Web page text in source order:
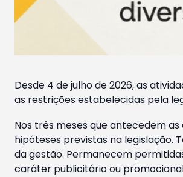
Desde 4 de julho de 2026, as
as restrições estabelecidas pela
Nos três meses que antecedem
hipóteses previstas na legislação.
da gestão. Permanecem
caráter publicitário ou